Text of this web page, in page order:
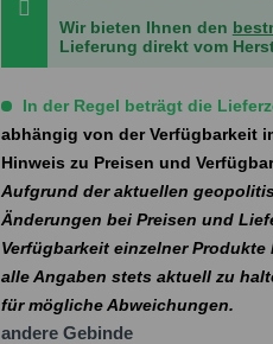
Wir bieten Ihnen den
Lieferung direkt vom
In der Regel beträgt die
abhängig von der Verfügbarkeit
Hinweis zu Preisen und
Aufgrund der aktuellen
Änderungen bei Preisen und
Verfügbarkeit einzelner
alle Angaben stets aktuell zu
für mögliche Abweichungen.
andere Gebinde